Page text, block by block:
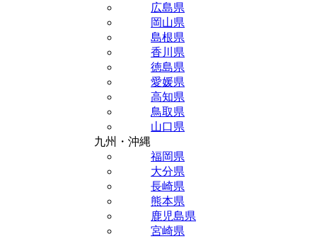
広島県
岡山県
島根県
香川県
徳島県
愛媛県
高知県
鳥取県
山口県
九州・沖縄
福岡県
大分県
長崎県
熊本県
鹿児島県
宮崎県